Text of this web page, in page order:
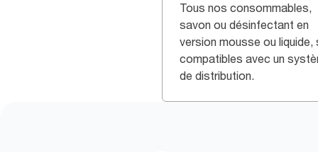
Tous nos consommables,
savon ou désinfectant en
version mousse ou liquide,
compatibles avec un
de distribution.